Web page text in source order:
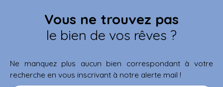
Vous ne trouvez pas
le bien de vos rêves ?
Ne manquez plus aucun bien correspondant à votre
recherche en vous inscrivant à notre alerte mail !